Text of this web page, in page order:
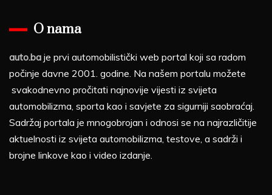
O nama
auto.ba je prvi automobilistički web portal koji sa radom
počinje davne 2001. godine. Na našem portalu možete
svakodnevno pročitati najnovije vijesti iz svijeta
automobilizma, sporta kao i savjete za sigurniji saobraćaj.
Sadržaj portala je mnogobrojan i odnosi se na najrazličitije
aktuelnosti iz svijeta automobilizma, testove, a sadrži i
brojne linkove kao i video izdanje.